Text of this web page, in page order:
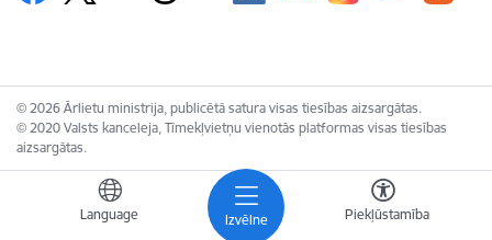
Izvēlne
Language Piekļūstamība
© 2026 Ārlietu ministrija, publicētā satura visas tiesības aizsargātas.
© 2020 Valsts kanceleja, Tīmekļvietņu vienotās platformas visas tiesības
aizsargātas.